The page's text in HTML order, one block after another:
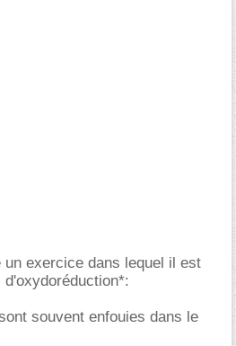
exercice dans lequel il est
souvent enfouies dans le